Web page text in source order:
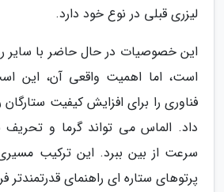
لیزری قبلی در نوع خود دارد.
این خصوصیات در حال حاضر با سایر
است، اما اهمیت واقعی آن، این
فناوری را برای افزایش کیفیت
داد. الماس می تواند گرما و تحریف
سرعت از بین ببرد. این ترکیب
پرتوهای ستاره ای راهنمای قدرتمندتر